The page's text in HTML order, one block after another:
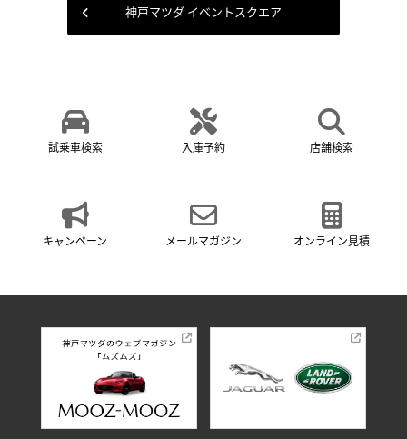
神戸マツダ イベントスクエア
試乗車検索 入庫予約 店舗検索
キャンペーン メールマガジン オンライン見積